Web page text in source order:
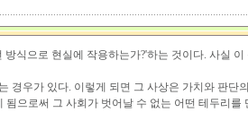
식으로 현실에 작용하는가?'하는 것이다. 사실
경우가 있다. 이렇게 되면 그 사상은 가치와 판
으로써 그 사회가 벗어날 수 없는 어떤 테두리